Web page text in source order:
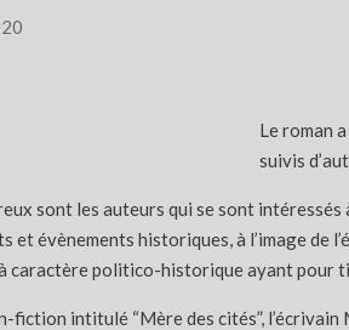
Le roman
suivis
sont les auteurs qui se sont
et évènements historiques, à l’image de
caractère politico-historique ayant pour
fiction intitulé “Mère des cités”,